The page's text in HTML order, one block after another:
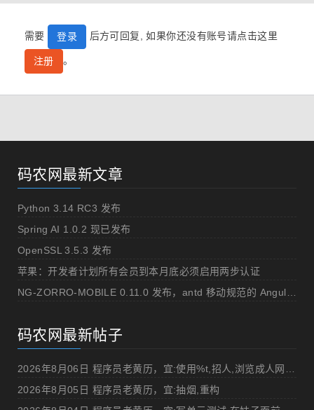
需要 登录 后方可回复, 如果你还没有账号请点击这里
注册 。
码农网最新文章
Python 3.14 RC3 发布
Spring AI 1.0.2 现已发布
OpenSSL 3.5.3 发布
苹果：开发者计划所有会员到本月底必须启用两步认证
码农网最新帖子
2026年8月05日 程序员老黄历，宜:抽烟,重构